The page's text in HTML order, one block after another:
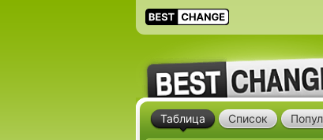
Таблица Список